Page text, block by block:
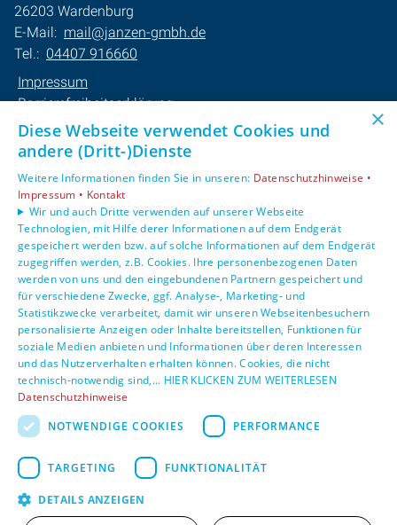
26203 Wardenburg
E-Mail: mail@janzen-gmbh.de
Tel.: 04407 916660
Impressum
Barrierefreiheitserklärung
Datenschutzerklärung
AGB
Unsere Bereiche
Privatkunden
Gewerbekunden
Karriere
Unternehmen
Kontakt
×
Diese Webseite verwendet Cookies und
andere (Dritt-)Dienste
Weitere Informationen finden Sie in unseren: Datenschutzhinweise •
Impressum • Kontakt
Wir und auch Dritte verwenden auf unserer Webseite
Technologien, mit Hilfe derer Informationen auf dem Endgerät
gespeichert werden bzw. auf solche Informationen auf dem Endgerät
zugegriffen werden, z.B. Cookies. Ihre personenbezogenen Daten
werden von uns und den eingebundenen Partnern gespeichert und
für verschiedene Zwecke, ggf. Analyse-, Marketing- und
Statistikzwecke verarbeitet, damit wir unseren Webseitenbesuchern
personalisierte Anzeigen oder Inhalte bereitstellen, Funktionen für
soziale Medien anbieten und Informationen über deren Interessen
und das Nutzerverhalten erhalten können. Cookies, die nicht
technisch-notwendig sind,... HIER KLICKEN ZUM WEITERLESEN
Datenschutzhinweise
NOTWENDIGE COOKIES
PERFORMANCE
TARGETING FUNKTIONALITÄT
DETAILS ANZEIGEN